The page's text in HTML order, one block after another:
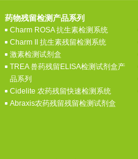
药物残留检测产品系列
Charm ROSA 抗生素检测系统
Charm II 抗生素残留检测系统
激素检测试剂盒
TREA 兽药残留ELISA检测试剂盒产
品系列
Cidelite 农药残留快速检测系统
Abraxis农药残留残留检测试剂盒